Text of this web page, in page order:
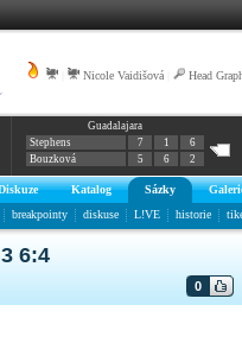
Nicole Vaidišová Head
Guadalajara
Stephens
7 1
6
Bouzková
5 6 2
Katalog Sázky
breakpointy diskuse L!VE historie
6:4
0